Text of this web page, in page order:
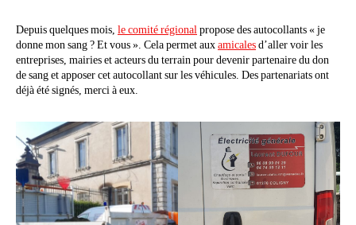
Depuis quelques mois, le comité régionalpropose des autocollants « je
donne mon sang ? Et vous ». Cela permet auxamicalesd’aller voir les
entreprises, mairies et acteurs du terrain pour devenir partenaire du don
de sang et apposer cet autocollant sur les véhicules. Des partenariats ont
déjà été signés, merci à eux.